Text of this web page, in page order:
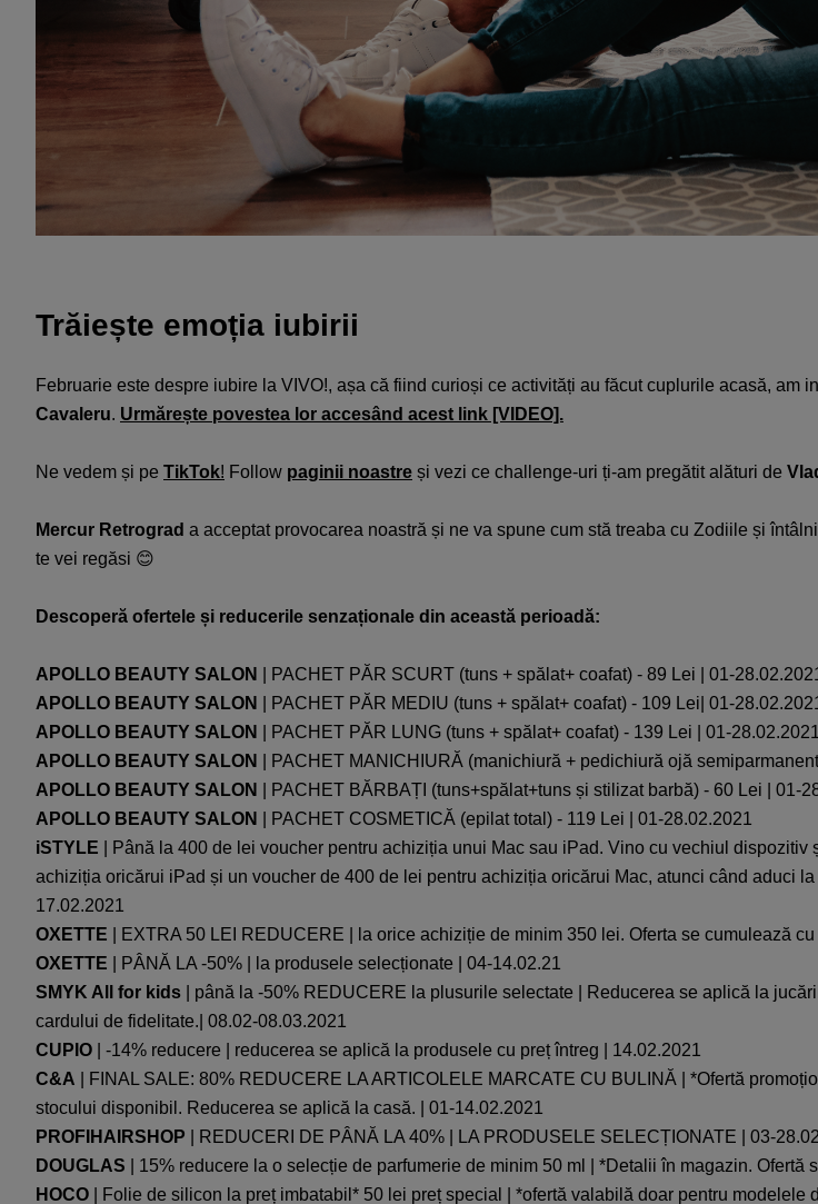
Trăiește emoția iubirii
Februarie este despre iubire la VIVO!, așa că fiind curioși ce activități au făcut cuplurile acasă, am
Cavaleru. Urmărește povestea lor accesând acest link [VIDEO].
Ne vedem și pe TikTok! Follow paginii noastre și vezi ce challenge-uri ți-am pregătit alături de
Mercur Retrograd a acceptat provocarea noastră și ne va spune cum stă treaba cu Zodiile și
te vei regăsi 😊
Descoperă ofertele și reducerile senzaționale din această perioadă:
APOLLO BEAUTY SALON
| PACHET PĂR SCURT (tuns + spălat+ coafat) - 89 Lei | 01-
APOLLO BEAUTY SALON
| PACHET PĂR MEDIU (tuns + spălat+ coafat) - 109 Lei| 01-
APOLLO BEAUTY SALON
| PACHET PĂR LUNG (tuns + spălat+ coafat) - 139 Lei | 01-28.02.2021
APOLLO BEAUTY SALON
| PACHET MANICHIURĂ (manichiură + pedichiură ojă
APOLLO BEAUTY SALON
| PACHET BĂRBAȚI (tuns+spălat+tuns și stilizat barbă) - 60 Lei | 01-
APOLLO BEAUTY SALON
| PACHET COSMETICĂ (epilat total) - 119 Lei | 01-28.02.2021
iSTYLE | Până la 400 de lei voucher pentru achiziția unui Mac sau iPad. Vino cu vechiul
achiziția oricărui iPad și un voucher de 400 de lei pentru achiziția oricărui Mac, atunci când aduci
17.02.2021
OXETTE | EXTRA 50 LEI REDUCERE | la orice achiziție de minim 350 lei. Oferta se cumulează
OXETTE | PÂNĂ LA -50% | la produsele selecționate | 04-14.02.21
SMYK All for kids | până la -50% REDUCERE la plusurile selectate | Reducerea se aplică la
cardului de fidelitate.| 08.02-08.03.2021
CUPIO | -14% reducere | reducerea se aplică la produsele cu preț întreg | 14.02.2021
C&A | FINAL SALE: 80% REDUCERE LA ARTICOLELE MARCATE CU BULINĂ | *Ofertă
stocului disponibil. Reducerea se aplică la casă. | 01-14.02.2021
PROFIHAIRSHOP | REDUCERI DE PÂNĂ LA 40% | LA PRODUSELE SELECȚIONATE | 03-
DOUGLAS | 15% reducere la o selecție de parfumerie de minim 50 ml | *Detalii în magazin. Ofertă
HOCO | Folie de silicon la preț imbatabil* 50 lei preț special | *ofertă valabilă doar pentru modelele